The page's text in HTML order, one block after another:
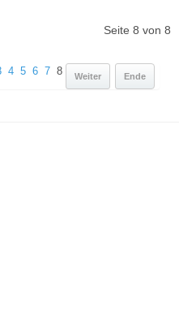
Seite 8 von 8
4 5 6 7 8 Weiter Ende